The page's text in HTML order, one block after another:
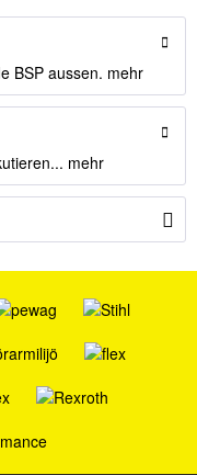
BSP aussen. mehr
mehr